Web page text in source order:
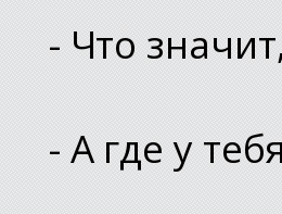
- Что
- А где у